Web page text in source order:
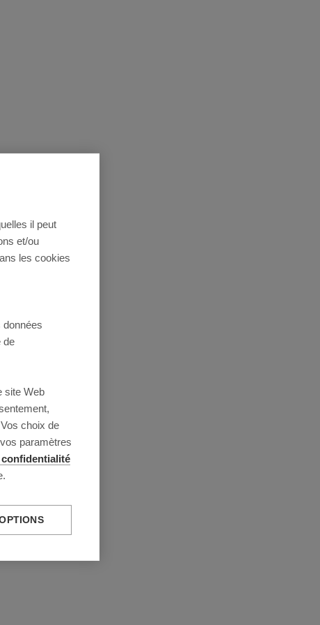
il peut
et/ou
les cookies
données
de
site Web
choix de
paramètres